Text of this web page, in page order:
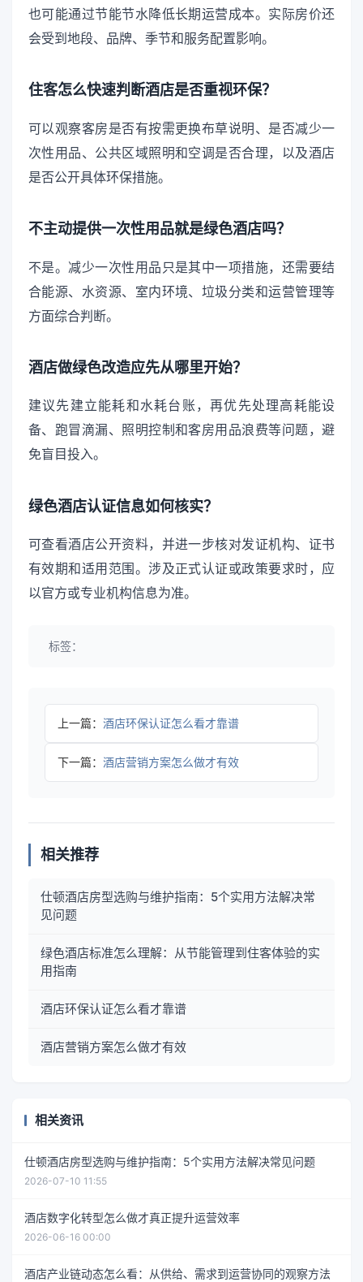
也可能通过节能节水降低长期运营成本。实际房价还
会受到地段、品牌、季节和服务配置影响。
住客怎么快速判断酒店是否重视环保？
可以观察客房是否有按需更换布草说明、是否减少一
次性用品、公共区域照明和空调是否合理，以及酒店
是否公开具体环保措施。
不主动提供一次性用品就是绿色酒店吗？
不是。减少一次性用品只是其中一项措施，还需要结
合能源、水资源、室内环境、垃圾分类和运营管理等
方面综合判断。
酒店做绿色改造应先从哪里开始？
建议先建立能耗和水耗台账，再优先处理高耗能设
备、跑冒滴漏、照明控制和客房用品浪费等问题，避
免盲目投入。
绿色酒店认证信息如何核实？
可查看酒店公开资料，并进一步核对发证机构、证书
有效期和适用范围。涉及正式认证或政策要求时，应
以官方或专业机构信息为准。
标签：
上一篇： 酒店环保认证怎么看才靠谱
下一篇： 酒店营销方案怎么做才有效
相关推荐
仕顿酒店房型选购与维护指南：5个实用方法解决常
见问题
绿色酒店标准怎么理解：从节能管理到住客体验的实
用指南
酒店环保认证怎么看才靠谱
酒店营销方案怎么做才有效
相关资讯
仕顿酒店房型选购与维护指南：5个实用方法解决常见问题
2026-07-10 11:55
酒店数字化转型怎么做才真正提升运营效率
2026-06-16 00:00
酒店产业链动态怎么看：从供给、需求到运营协同的观察方法